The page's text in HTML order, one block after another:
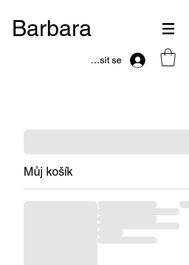
Barbara
Přihlásit se
Můj košík